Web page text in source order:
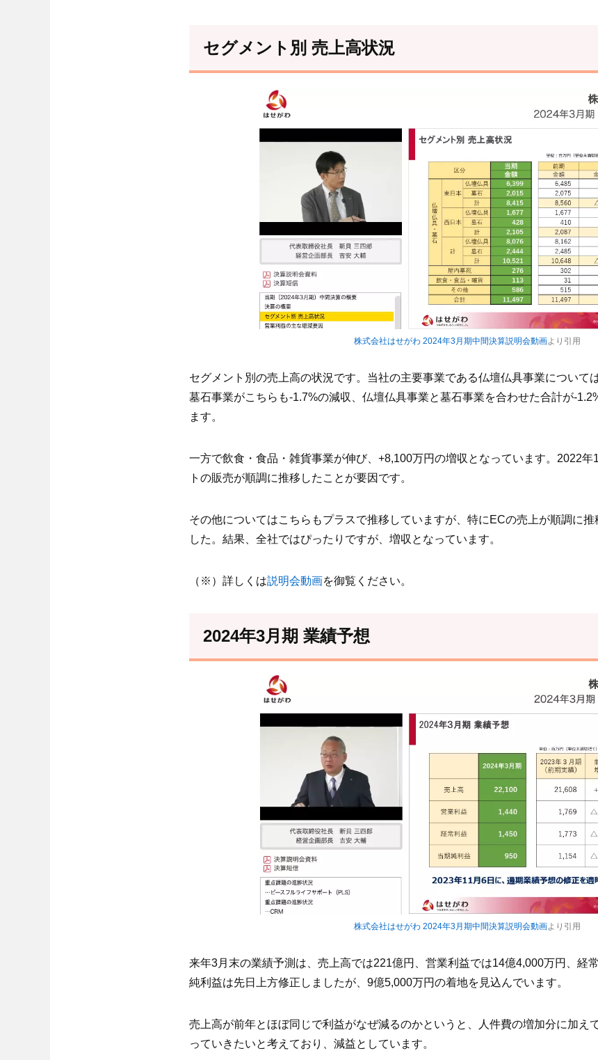
セグメント別 売上高状況
株式会社はせがわ 2024年3月期中間決算説明会動画より引用
セグメント別の売上高の状況です。当社の主要事業である仏壇仏具事業について
墓石事業がこちらも-1.7%の減収、仏壇仏具事業と墓石事業を合わせた合計が-
ます。
一方で飲食・食品・雑貨事業が伸び、+8,100万円の増収となっています。2022年
トの販売が順調に推移したことが要因です。
その他についてはこちらもプラスで推移していますが、特にECの売上が順調に推
した。結果、全社ではぴったりですが、増収となっています。
（※）詳しくは説明会動画を御覧ください。
2024年3月期 業績予想
株式会社はせがわ 2024年3月期中間決算説明会動画より引用
来年3月末の業績予測は、売上高では221億円、営業利益では14億4,000万円、経
純利益は先日上方修正しましたが、9億5,000万円の着地を見込んでいます。
売上高が前年とほぼ同じで利益がなぜ減るのかというと、人件費の増加分に加え
っていきたいと考えており、減益としています。